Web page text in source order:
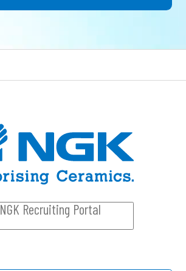
NGK Recruiting Portal